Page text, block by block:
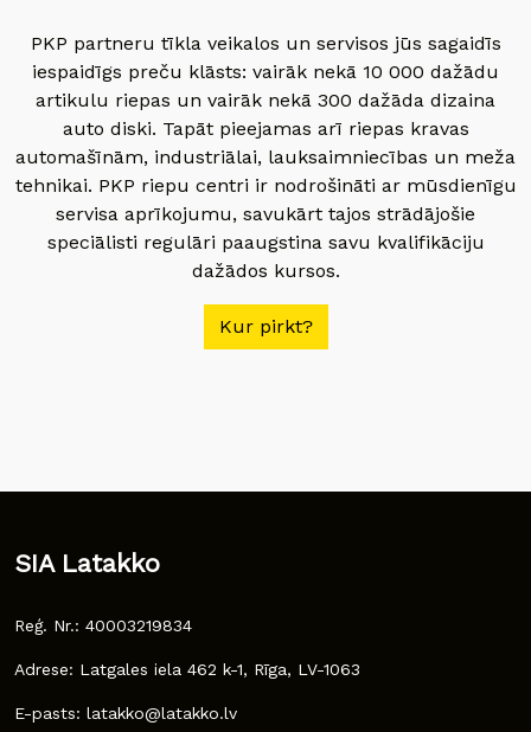
PKP partneru tīkla veikalos un servisos jūs sagaidīs
iespaidīgs preču klāsts: vairāk nekā 10 000 dažādu
artikulu riepas un vairāk nekā 300 dažāda dizaina
auto diski. Tapāt pieejamas arī riepas kravas
automašīnām, industriālai, lauksaimniecības un meža
tehnikai. PKP riepu centri ir nodrošināti ar mūsdienīgu
servisa aprīkojumu, savukārt tajos strādājošie
speciālisti regulāri paaugstina savu kvalifikāciju
dažādos kursos.
Kur pirkt?
SIA Latakko
Reģ. Nr.: 40003219834
Adrese: Latgales iela 462 k-1, Rīga, LV-1063
E-pasts: latakko@latakko.lv